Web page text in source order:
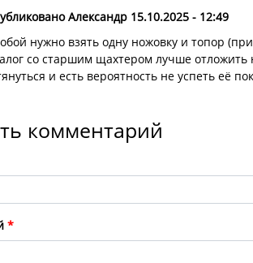
Александр 15.10.2025 - 12:49
нужно взять одну ножовку и топор
со старшим щахтером лучше отложить
и есть вероятность не успеть её
комментарий